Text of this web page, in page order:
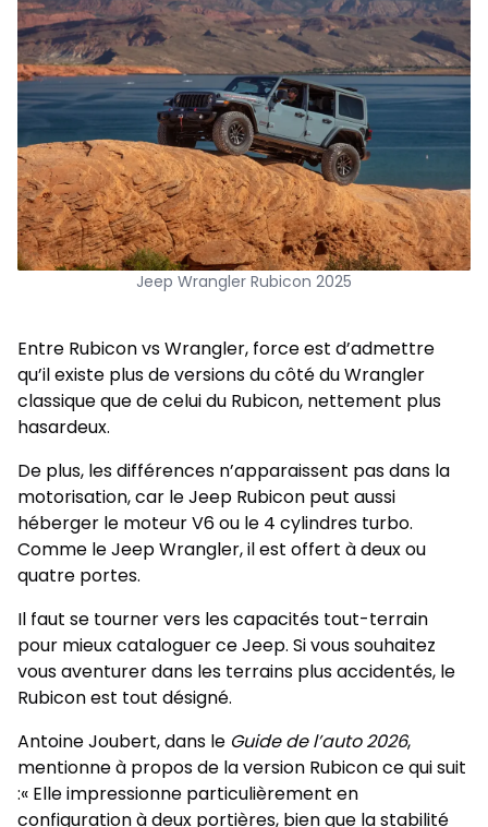
Jeep Wrangler Rubicon 2025
Entre Rubicon vs Wrangler, force est d’admettre
qu’il existe plus de versions du côté du Wrangler
classique que de celui du Rubicon, nettement plus
hasardeux.
De plus, les différences n’apparaissent pas dans la
motorisation, car le Jeep Rubicon peut aussi
héberger le moteur V6 ou le 4 cylindres turbo.
Comme le Jeep Wrangler, il est offert à deux ou
quatre portes.
Il faut se tourner vers les capacités tout-terrain
pour mieux cataloguer ce Jeep. Si vous souhaitez
vous aventurer dans les terrains plus accidentés, le
Rubicon est tout désigné.
Antoine Joubert, dans le Guide de l’auto 2026,
mentionne à propos de la version Rubicon ce qui suit
:« Elle impressionne particulièrement en
configuration à deux portières, bien que la stabilité